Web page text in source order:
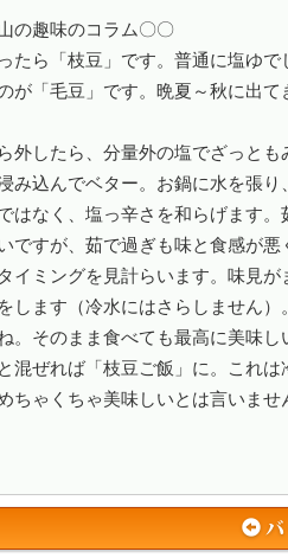
の趣味のコラム〇〇
たら「枝豆」です。普通に塩ゆで
が「毛豆」です。晩夏～秋に出
外したら、分量外の塩でざっと
み込んでベター。お鍋に水を張り
はなく、塩っ辛さを和らげます
ですが、茹で過ぎも味と食感が
イミングを見計らいます。味見
します（冷水にはさらしません
。そのまま食べても最高に美味
混ぜれば「枝豆ご飯」に。これ
ちゃくちゃ美味しいとは言いませ
バ